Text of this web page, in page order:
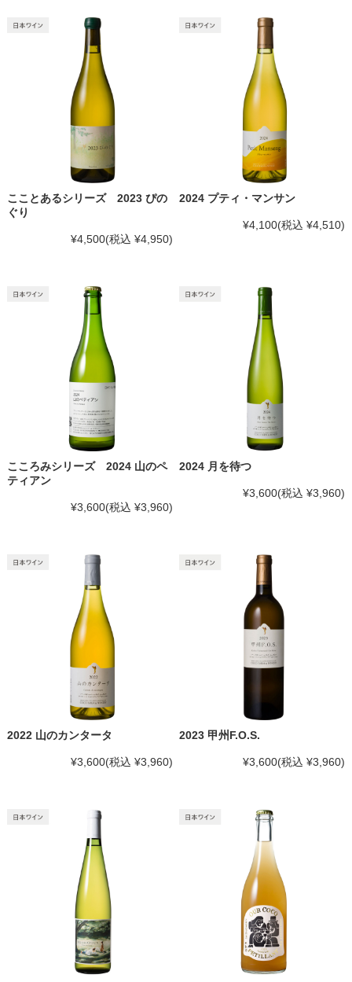
こことあるシリーズ 2023 ぴの
ぐり
¥4,500(税込 ¥4,950)
2024 プティ・マンサン
¥4,100(税込 ¥4,510)
こころみシリーズ 2024 山のペ
ティアン
¥3,600(税込 ¥3,960)
2024 月を待つ
¥3,600(税込 ¥3,960)
2022 山のカンタータ
¥3,600(税込 ¥3,960)
2023 甲州F.O.S.
¥3,600(税込 ¥3,960)